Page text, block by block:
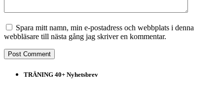
Spara mitt namn, min e-postadress och webbplats i denna
webbläsare till nästa gång jag skriver en kommentar.
TRÄNING 40+ Nyhetsbrev